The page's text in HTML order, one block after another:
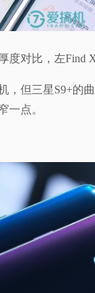
度对比，左Find
，但三星S9+的
一点。